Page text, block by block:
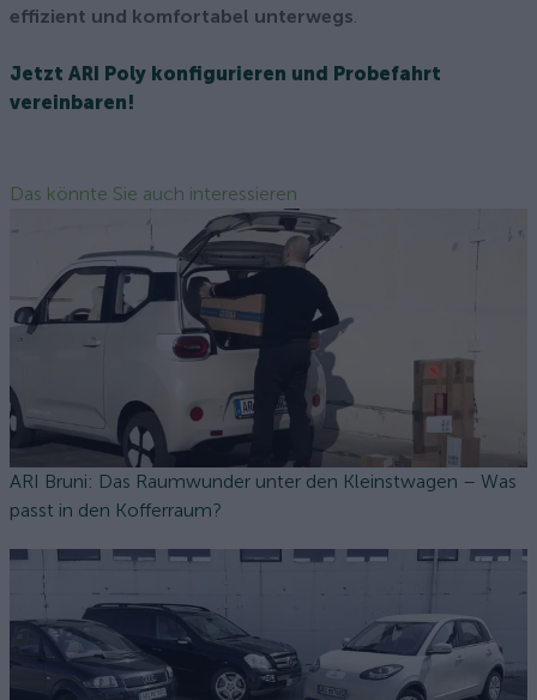
effizient und komfortabel unterwegs.
Jetzt ARI Poly konfigurieren und Probefahrt
vereinbaren!
Das könnte Sie auch interessieren
ARI Bruni: Das Raumwunder unter den Kleinstwagen – Was
passt in den Kofferraum?